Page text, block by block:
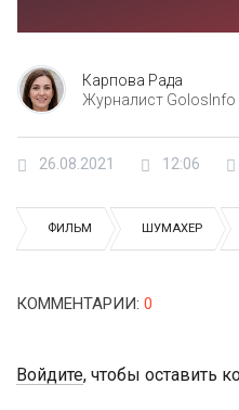
Карпова Рада
Журналист GolosInfo
26.08.2021 12:06
ФИЛЬМ ШУМАХЕР
КОММЕНТАРИИ: 0
Войдите, чтобы оставить